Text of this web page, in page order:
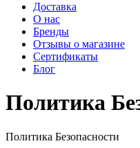
Доставка
О нас
Бренды
Отзывы о магазине
Сертификаты
Блог
Политика
Политика Безопасности